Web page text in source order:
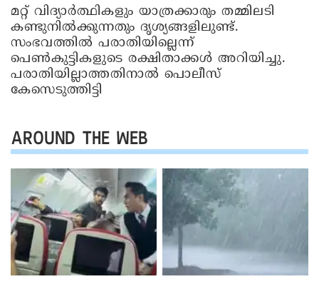
മറ്റ് വിദ്യാർത്ഥികളും യാത്രക്കാരും തമ്മിലടി
കണ്ടുനിൽക്കുന്നതും ദൃശ്യങ്ങളിലുണ്ട്.
സംഭവത്തിൽ പരാതിയില്ലെന്ന്
പെൺകുട്ടികളുടെ രക്ഷിതാക്കൾ അറിയിച്ചു.
പരാതിയില്ലാത്തതിനാൽ പൊലീസ്
കേസെടുത്തിട്ടി
AROUND THE WEB